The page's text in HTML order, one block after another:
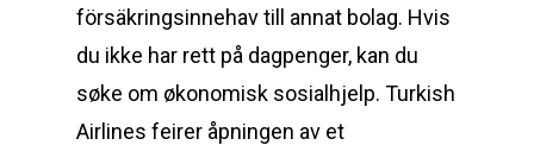
försäkringsinnehav till annat bolag. Hvis
du ikke har rett på dagpenger, kan du
søke om økonomisk sosialhjelp. Turkish
Airlines feirer åpningen av et